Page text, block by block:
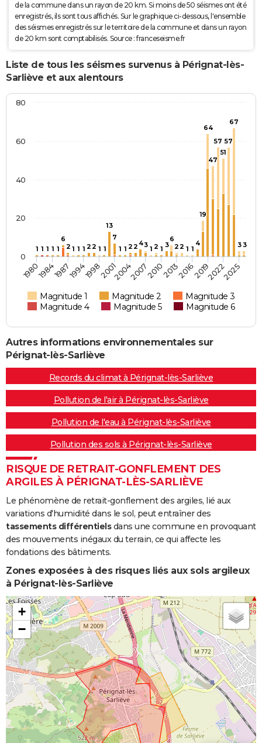
de la commune dans un rayon de 20 km. Si moins de 50 séismes ont été
enregistrés, ils sont tous affichés. Sur le graphique ci-dessous, l'ensemble
des séismes enregistrés sur le territoire de la commune et dans un rayon
de 20 km sont comptabilisés. Source : franceseisme.fr
Liste de tous les séismes survenus à Pérignat-lès-
Sarliève et aux alentours
1 1 1 1 1
6
2 1 1 1 2 2 1 1
13
7
1 1 2 2 43 1 2 1 3
6
2 2 1 1
4
19
64
47
57
51
57
67
33
Magnitude 1 Magnitude 2
Magnitude 3
Magnitude 4
Magnitude 5 Magnitude 6
19801984198719941998200120042007201020132016201920222025
0
20
40
60
80
Autres informations environnementales sur
Pérignat-lès-Sarliève
Records du climat à Pérignat-lès-Sarliève
Pollution de l'air à Pérignat-lès-Sarliève
Pollution de l'eau à Pérignat-lès-Sarliève
Pollution des sols à Pérignat-lès-Sarliève
RISQUE DE RETRAIT-GONFLEMENT DES
ARGILES À PÉRIGNAT-LÈS-SARLIÈVE
Le phénomène de retrait-gonflement des argiles, lié aux
variations d'humidité dans le sol, peut entraîner des
tassements différentielsdans une commune en provoquant
des mouvements inégaux du terrain, ce qui affecte les
fondations des bâtiments.
Zones exposées à des risques liés aux sols argileux
à Pérignat-lès-Sarliève
+
−